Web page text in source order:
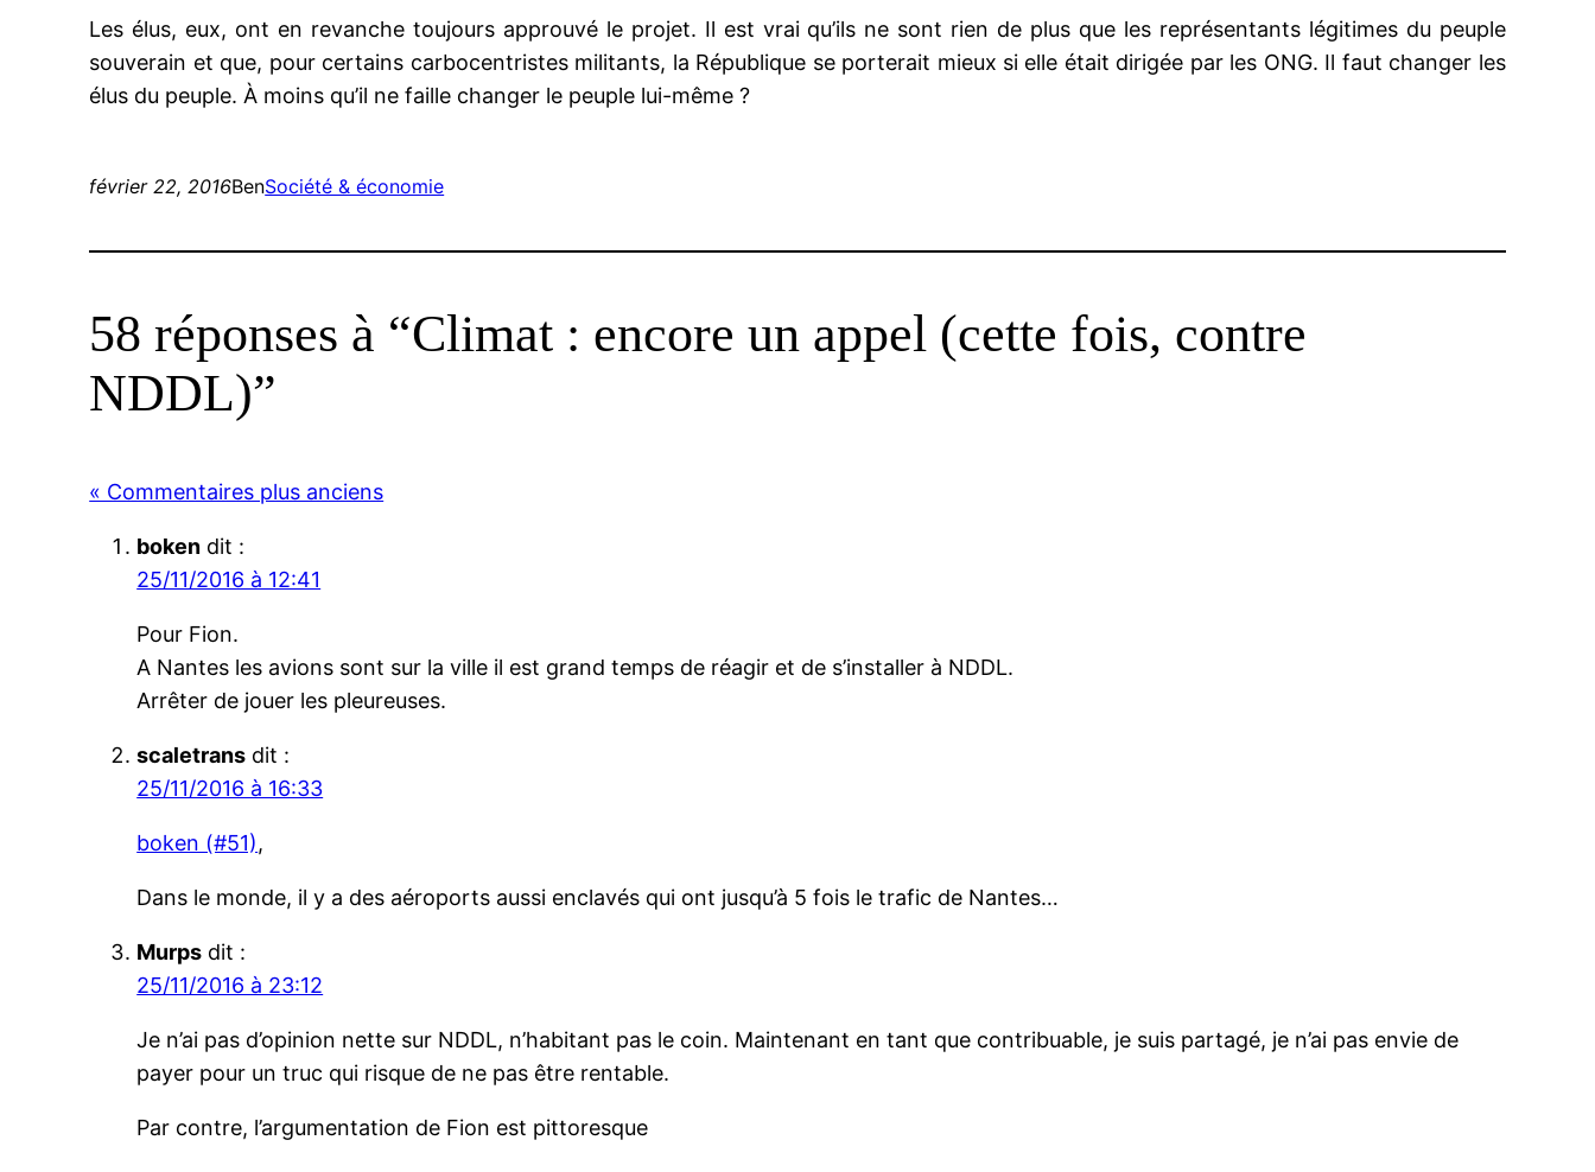
Les élus, eux, ont en revanche toujours approuvé le projet. Il est vrai qu’ils ne sont rien de plus que les représentants légitimes du peuple
souverain et que, pour certains carbocentristes militants, la République se porterait mieux si elle était dirigée par les ONG. Il faut changer les
élus du peuple. À moins qu’il ne faille changer le peuple lui-même ?
février 22, 2016BenSociété & économie
58 réponses à “Climat : encore un appel (cette fois, contre
NDDL)”
« Commentaires plus anciens
boken dit :
25/11/2016 à 12:41
Pour Fion.
A Nantes les avions sont sur la ville il est grand temps de réagir et de s’installer à NDDL.
Arrêter de jouer les pleureuses.
scaletrans dit :
25/11/2016 à 16:33
boken (#51),
Dans le monde, il y a des aéroports aussi enclavés qui ont jusqu’à 5 fois le trafic de Nantes…
Murps dit :
25/11/2016 à 23:12
Je n’ai pas d’opinion nette sur NDDL, n’habitant pas le coin. Maintenant en tant que contribuable, je suis partagé, je n’ai pas envie de
payer pour un truc qui risque de ne pas être rentable.
Par contre, l’argumentation de Fion est pittoresque